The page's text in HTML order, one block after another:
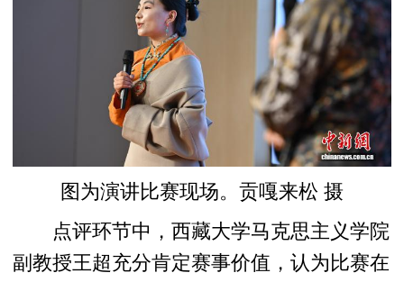
图为演讲比赛现场。贡嘎来松 摄
点评环节中，西藏大学马克思主义学院
副教授王超充分肯定赛事价值，认为比赛在